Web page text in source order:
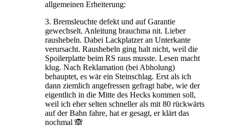
allgemeinen Erheiterung:
3. Bremsleuchte defekt und auf Garantie
gewechselt. Anleitung brauchma nit. Lieber
raushebeln. Dabei Lackplatzer an Unterkante
verursacht. Raushebeln ging halt nicht, weil die
Spoilerplatte beim RS raus musste. Lesen macht
klug. Nach Reklamation (bei Abholung)
behauptet, es wär ein Steinschlag. Erst als ich
dann ziemlich angefressen gefragt habe, wie der
eigentlich in die Mitte des Hecks kommen soll,
weil ich eher selten schneller als mit 80 rückwärts
auf der Bahn fahre, hat er gesagt, er klärt das
nochmal 🙈